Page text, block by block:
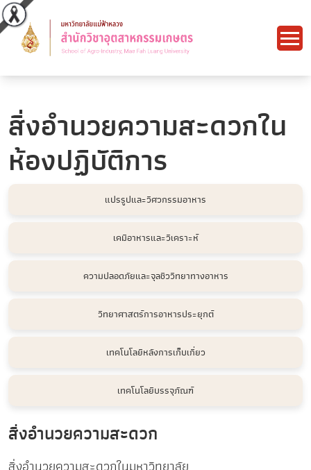
สิ่งอำนวยความสะดวกใน
ห้องปฏิบัติการ
แปรรูปและวิศวกรรมอาหาร
เคมีอาหารและวิเคราะห์
ความปลอดภัยและจุลชีววิทยาทางอาหาร
วิทยาศาสตร์การอาหารประยุกต์
เทคโนโลยีหลังการเก็บเกี่ยว
เทคโนโลยีบรรจุภัณฑ์
สิ่งอำนวยความสะดวก